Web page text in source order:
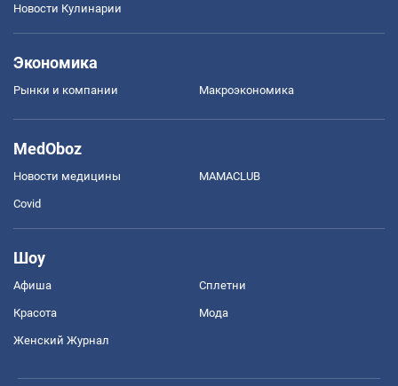
Новости Кулинарии
Экономика
Рынки и компании Mакроэкономика
MedOboz
Новости медицины MAMACLUB
Covid
Шоу
Афиша Сплетни
Красота Мода
Женский Журнал